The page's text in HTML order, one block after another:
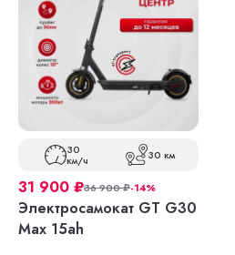
30
км/ч 30 км
31 900 ₽36 900₽-14%
Электросамокат GT G30
Max 15ah